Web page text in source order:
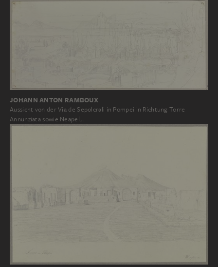
JOHANN ANTON RAMBOUX
Aussicht von der Via de Sepolcrali in Pompei in Richtung Torre
Annunziata sowie Neapel…